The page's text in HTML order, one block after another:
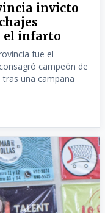
invicto
el infarto
fue el
campeón de
una campaña